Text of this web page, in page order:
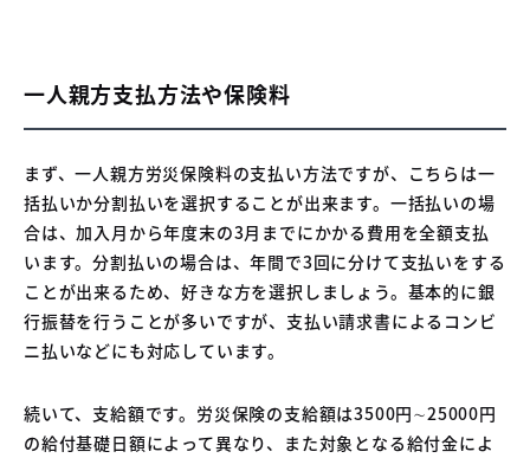
一人親方支払方法や保険料
まず、一人親方労災保険料の支払い方法ですが、こちらは一
括払いか分割払いを選択することが出来ます。一括払いの場
合は、加入月から年度末の3月までにかかる費用を全額支払
います。分割払いの場合は、年間で3回に分けて支払いをする
ことが出来るため、好きな方を選択しましょう。基本的に銀
行振替を行うことが多いですが、支払い請求書によるコンビ
ニ払いなどにも対応しています。
続いて、支給額です。労災保険の支給額は3500円∼25000円
の給付基礎日額によって異なり、また対象となる給付金によ